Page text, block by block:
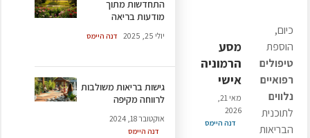
כיום,
הוספת
טיפולים
רפואיים
נלווים
לתוכנית
הבריאות
מסע
הרמוניה
אישי
דנה היימס
מאי 21,
2026
התחדשות מתוך
מודעות בריאה
דנה היימס יולי 25, 2025
‎גישות בריאות משולבות
לרווחה מקיפה
דנה היימס
אוקטובר 18, 2024